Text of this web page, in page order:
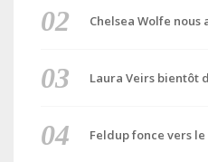
Chelsea Wolfe nous
Laura Veirs bientôt
Feldup fonce vers